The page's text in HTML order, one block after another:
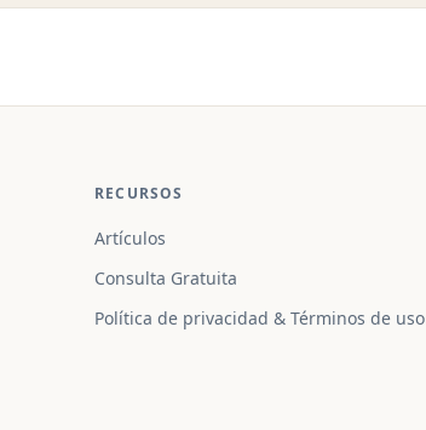
RECURSOS
Artículos
Consulta Gratuita
Política de privacidad & Términos de uso